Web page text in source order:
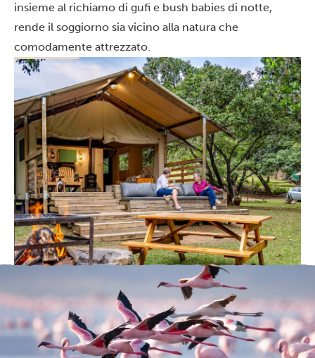
insieme al richiamo di gufi e bush babies di notte,
rende il soggiorno sia vicino alla natura che
comodamente attrezzato.